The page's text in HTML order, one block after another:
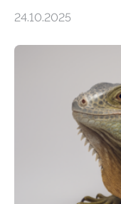
vergangenen fünf
heutigen
Aufbauphase an
Bundesministerium
Heimat.
Ein Netz aus 155
über
in den
Thünen-Instituts
24.10.2025